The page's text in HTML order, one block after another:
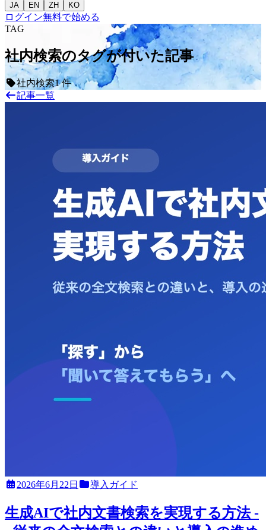
JA EN ZH KO
ログイン無料で始める
TAG
社内検索のタグが付いた記事
社内検索1 件
記事一覧
2026年6月22日 導入ガイド
生成AIで社内文書検索を実現する方法 -